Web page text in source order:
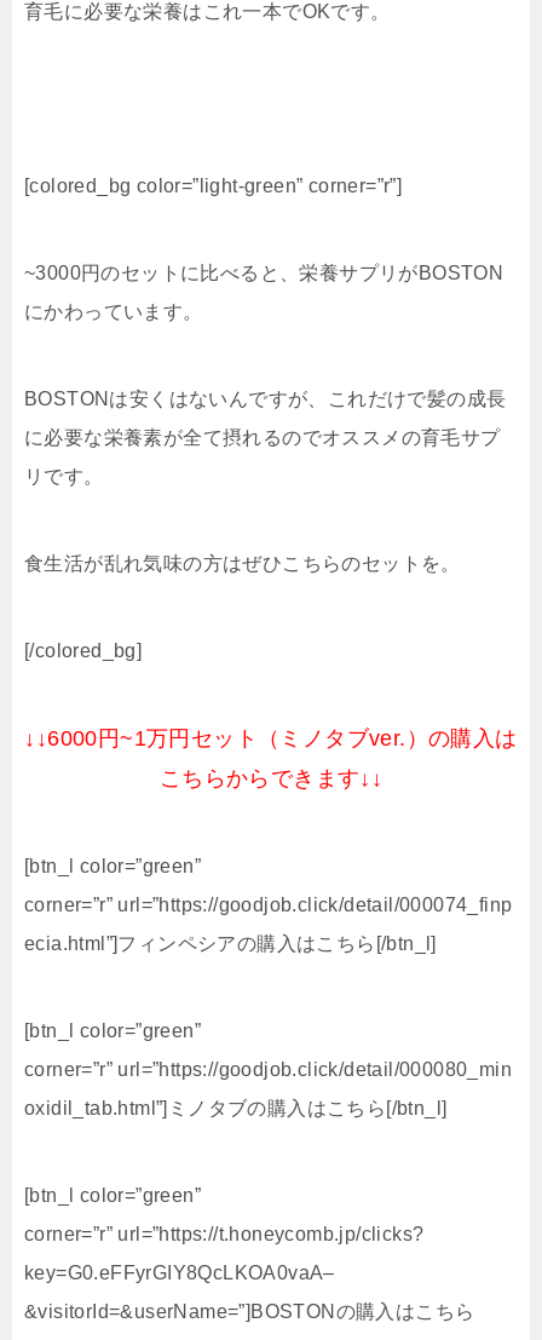
育毛に必要な栄養はこれ一本でOKです。
[colored_bg color=”light‐green” corner=”r”]
~3000円のセットに比べると、栄養サプリがBOSTON
にかわっています。
BOSTONは安くはないんですが、これだけで髪の成長
に必要な栄養素が全て摂れるのでオススメの育毛サプ
リです。
食生活が乱れ気味の方はぜひこちらのセットを。
[/colored_bg]
↓↓6000円~1万円セット（ミノタブver.）の購入は
こちらからできます↓↓
[btn_l color=”green”
corner=”r” url=”https://goodjob.click/detail/000074_finp
ecia.html”]フィンペシアの購入はこちら[/btn_l]
[btn_l color=”green”
corner=”r” url=”https://goodjob.click/detail/000080_min
oxidil_tab.html”]ミノタブの購入はこちら[/btn_l]
[btn_l color=”green”
corner=”r” url=”https://t.honeycomb.jp/clicks?
key=G0.eFFyrGIY8QcLKOA0vaA–
&visitorId=&userName=”]BOSTONの購入はこちら